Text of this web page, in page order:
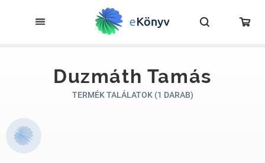
Duzmáth Tamás
TERMÉK TALÁLATOK (1 DARAB)